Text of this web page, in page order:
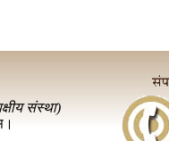
संस्था)